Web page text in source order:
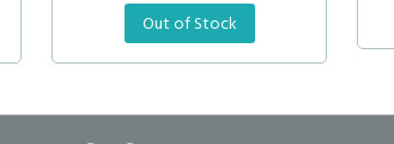
Out of Stock